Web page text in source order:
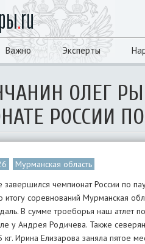
Важно Эксперты
ОЛЕГ
РОССИИ
Мурманская область
завершился чемпионат России по
итогу соревнований Мурманская
В сумме троеборья наш атлет
у Андрея Родичева. Также
кг. Ирина Елизарова заняла пятое